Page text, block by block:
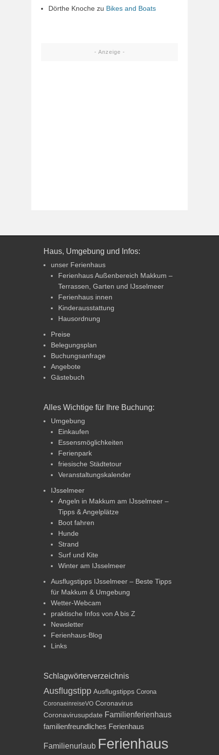
Dörthe Knoche zu Bikes and Boats
- Anzeige -
Haus, Umgebung und Infos:
unser Ferienhaus
Ferienhaus Außenbereich Makkum –
Terrassen, Garten und IJsselmeer
Ferienhaus innen
Kinderausstattung
Hausordnung
Preise
Belegungsplan
Buchungsanfrage
Angebote
Gästebuch
Alles Wichtige für Ihre Buchung:
Umgebung
Einkaufen
Essensmöglichkeiten
Ferienpark
friesische Städtetour
Veranstaltungskalender
IJsselmeer
Angeln in Makkum am IJsselmeer –
Tipps & Angelplätze
Boot fahren
Hunde
Strand
Surf und Kite
Winter am IJsselmeer
Ausflugstipps IJsselmeer – Beste Tipps
für Makkum & Umgebung
Wetter-Webcam
praktische Infos von A bis Z
Newsletter
Ferienhaus-Blog
Links
Schlagwörterverzeichnis
Ausflugstipp Ausflugstipps Corona
CoronaeinreiseVO Coronavirus
Coronavirusupdate Familienferienhaus
familienfreundliches Ferienhaus
Familienurlaub Ferienhaus